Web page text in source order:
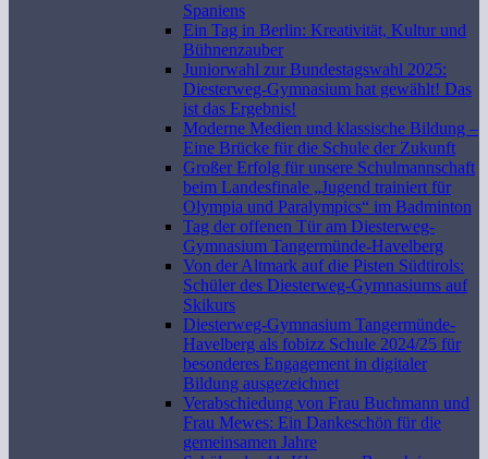
Spaniens
Ein Tag in Berlin: Kreativität, Kultur und
Bühnenzauber
Juniorwahl zur Bundestagswahl 2025:
Diesterweg-Gymnasium hat gewählt! Das
ist das Ergebnis!
Moderne Medien und klassische Bildung –
Eine Brücke für die Schule der Zukunft
Großer Erfolg für unsere Schulmannschaft
beim Landesfinale „Jugend trainiert für
Olympia und Paralympics“ im Badminton
Tag der offenen Tür am Diesterweg-
Gymnasium Tangermünde-Havelberg
Von der Altmark auf die Pisten Südtirols:
Schüler des Diesterweg-Gymnasiums auf
Skikurs
Diesterweg-Gymnasium Tangermünde-
Havelberg als fobizz Schule 2024/25 für
besonderes Engagement in digitaler
Bildung ausgezeichnet
Verabschiedung von Frau Buchmann und
Frau Mewes: Ein Dankeschön für die
gemeinsamen Jahre